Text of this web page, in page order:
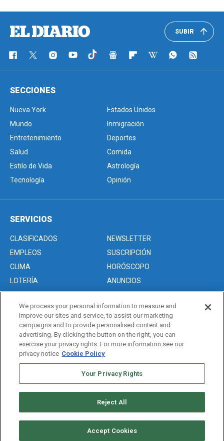
SUBIR
SECCIONES
Nueva York
Estados Unidos
Mundo
Inmigración
Entretenimiento
Deportes
Salud
Comida
Estilo de Vida
Astrología
Tecnología
Opinión
SERVICIOS
CLASIFICADOS
NEWSLETTER
EMPLEOS
SUSCRIPCIÓN
CLIMA
HORÓSCOPO
LOTERÍA
ANUNCIOS
Acerca de nosotros
Advertise with Us/Anuncios
Politica de Privacidad
Editorial Guidelines
We process your personal information to measure and
improve our sites and service, to assist our marketing
campaigns and to provide personalised content and
advertising. By clicking the button on the right, you can
exercise your privacy rights. For more information see our
privacy notice Cookie Policy
Your Privacy Rights
Reject All
Accept Cookies